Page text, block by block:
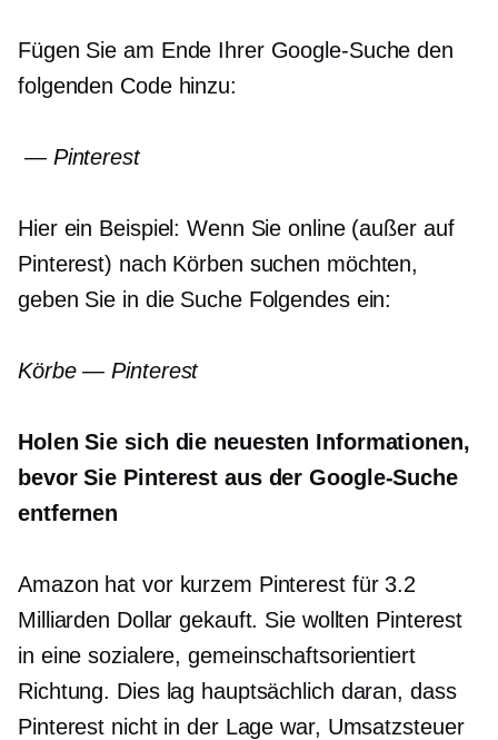
Fügen Sie am Ende Ihrer Google-Suche den
folgenden Code hinzu:
— Pinterest
Hier ein Beispiel: Wenn Sie online (außer auf
Pinterest) nach Körben suchen möchten,
geben Sie in die Suche Folgendes ein:
Körbe — Pinterest
Holen Sie sich die neuesten Informationen,
bevor Sie Pinterest aus der Google-Suche
entfernen
Amazon hat vor kurzem Pinterest für 3.2
Milliarden Dollar gekauft. Sie wollten Pinterest
in eine sozialere,gemeinschaftsorientiert
Richtung. Dies lag hauptsächlich daran, dass
Pinterest nicht in der Lage war, Umsatzsteuer